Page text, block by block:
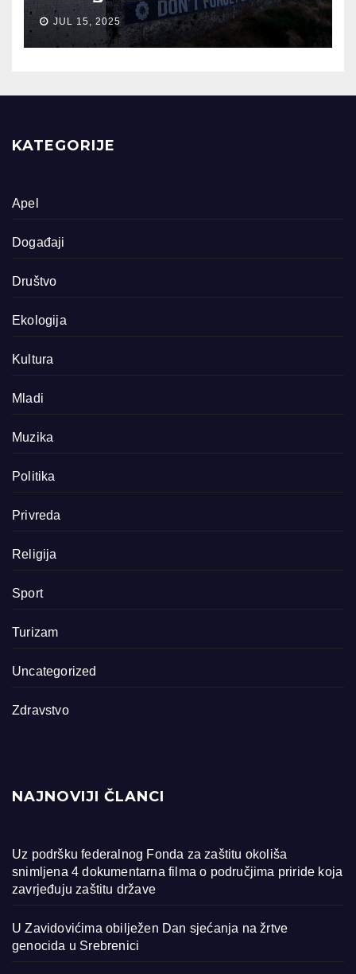
JUL 15, 2025
KATEGORIJE
Apel
Događaji
Društvo
Ekologija
Kultura
Mladi
Muzika
Politika
Privreda
Religija
Sport
Turizam
Uncategorized
Zdravstvo
NAJNOVIJI ČLANCI
Uz podršku federalnog Fonda za zaštitu okoliša
snimljena 4 dokumentarna filma o područjima priride koja
zavrjeđuju zaštitu države
U Zavidovićima obilježen Dan sjećanja na žrtve
genocida u Srebrenici